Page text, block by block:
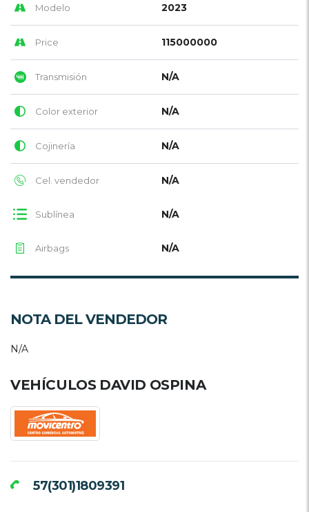
Modelo 2023
Price 115000000
Transmisión N/A
Color exterior N/A
Cojinería N/A
Cel. vendedor N/A
Sublínea N/A
Airbags N/A
NOTA DEL VENDEDOR
N/A
VEHÍCULOS DAVID OSPINA
57(301)1809391